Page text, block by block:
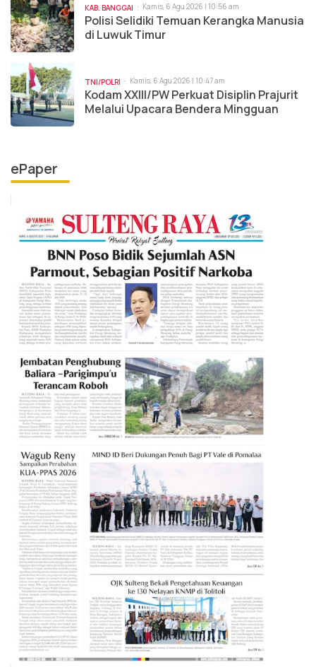
KAB. BANGGAI Kamis, 6 Agu 2026 | 10:56 am
Polisi Selidiki Temuan Kerangka Manusia
di Luwuk Timur
TNI/POLRI Kamis, 6 Agu 2026 | 10:47 am
Kodam XXIII/PW Perkuat Disiplin Prajurit
Melalui Upacara Bendera Mingguan
ePaper